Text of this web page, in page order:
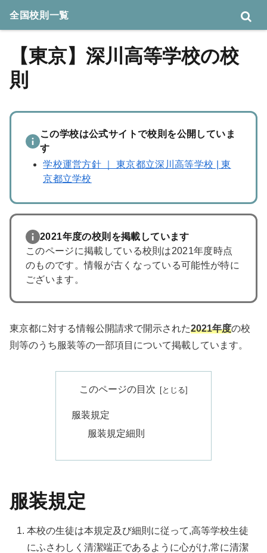
【東京】深川高等学校の校
則
この学校は公式サイトで校則を公開していま
す
学校運営方針 ｜ 東京都立深川高等学校 | 東
京都立学校
2021年度の校則を掲載しています
このページに掲載している校則は2021年度時点
のものです。情報が古くなっている可能性が特に
ございます。
東京都に対する情報公開請求で開示された2021年度の校
則等のうち服装等の一部項目について掲載しています。
このページの目次
服装規定
服装規定細則
服装規定
本校の生徒は本規定及び細則に従って,高等学校生徒
にふさわしく清潔端正であるように心がけ,常に清潔
全国校則一覧